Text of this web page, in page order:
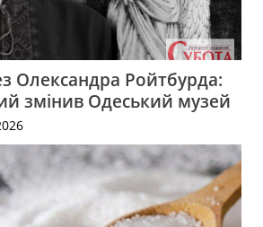
Олександра Ройтбурда:
змінив Одеський музей